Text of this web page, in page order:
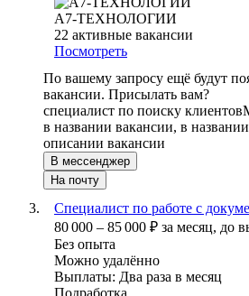
А7-ТЕХНОЛОГИИ
22 активные вакансии
Посмотреть
По вашему запросу ещё будут
вакансии. Присылать вам?
специалист по поиску клиентов
в названии вакансии, в
описании вакансии
В мессенджер
На почту
Специалист по работе с
80 000 – 85 000 ₽ за месяц, до
Без опыта
Можно удалённо
Выплаты: Два раза в месяц